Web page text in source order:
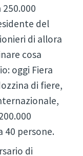
del
di allora
cosa
oggi Fiera
di fiere,
40 persone.
di